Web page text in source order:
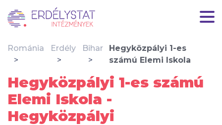
Románia Erdély Bihar
Hegyközpályi 1-es
számú Elemi Iskola
Hegyközpályi 1-es számú
Elemi Iskola -
Hegyközpályi